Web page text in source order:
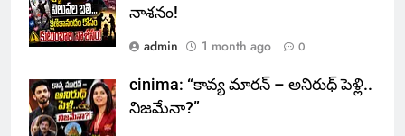
నాశనం!
admin
1 month ago 0
cinima: “కావ్య మారన్ – అనిరుధ్ పెళ్లి..
నిజమేనా?”